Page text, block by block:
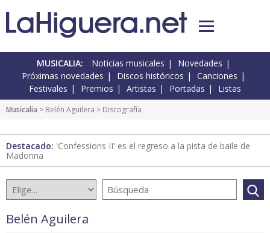
MUSICALIA: Noticias musicales
Novedades
Próximas novedades
Discos históricos
Canciones
Festivales
Premios Artistas Portadas Listas
Musicalia > Belén Aguilera > Discografía
Destacado: 'Confessions II' es el regreso a la pista de baile de
Madonna
Belén Aguilera